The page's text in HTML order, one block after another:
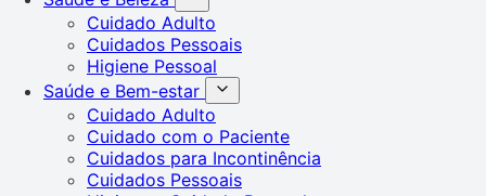
Cuidado Adulto
Cuidados Pessoais
Higiene Pessoal
Saúde e Bem-estar
Cuidado Adulto
Cuidado com o Paciente
Cuidados para Incontinência
Cuidados Pessoais